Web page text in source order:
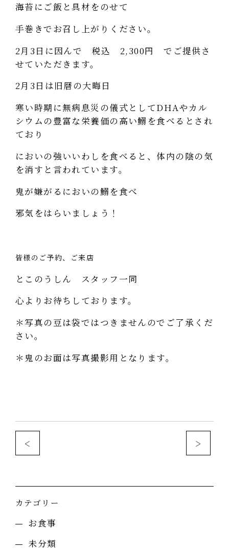
海苔にご飯と具材をのせて
手巻きでお召し上がりください。
2月3日に因んで 税込 2,300円 でご提供さ
せていただきます。
2月3日は旧暦の大晦日
寒い時期に無病息災の儀式としてDHAやカル
シウムの豊富な栄養価の高い鰯を食べるとされ
ており
においの強いいわしを食べると、体内の陰の気
を消すと言われています。
鬼が嫌がるにおいの鰯を食べ
邪気をはらいましょう！
皆様のご予約、ご来店
とこのうしん スタッフ一同
心よりお待ちしております。
＊写真の豆は袋ではつきませんのでご了承くだ
さい。
＊鬼のお面は写真撮影用となります。
< >
カテゴリー
お食事
未分類